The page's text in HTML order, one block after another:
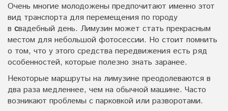
Очень многие молодожены предпочитают именно этот
вид транспорта для перемещения по городу
в свадебный день. Лимузин может стать прекрасным
местом для небольшой фотосессии. Но стоит помнить
о том, что у этого средства передвижения есть ряд
особенностей, которые полезно знать заранее.
Некоторые маршруты на лимузине преодолеваются в
два раза медленнее, чем на обычной машине. Часто
возникают проблемы с парковкой или разворотами.